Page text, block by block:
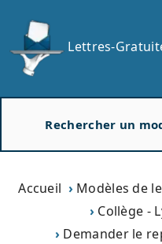
Lettres-
Accueil Modèles de
Collège -
Demander le